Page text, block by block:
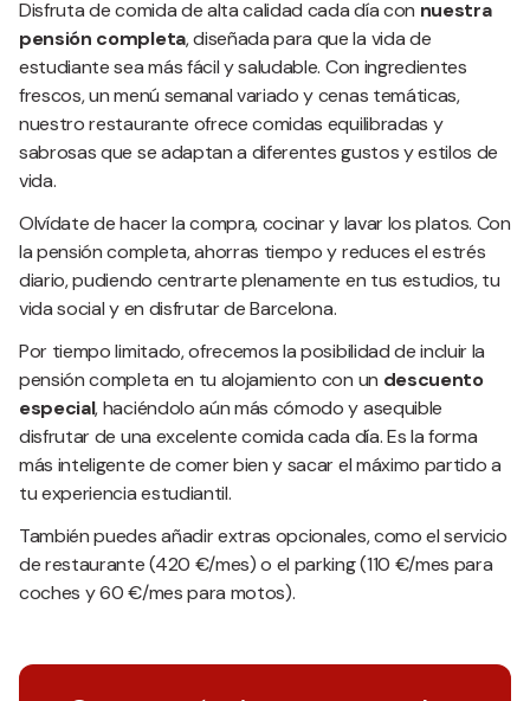
Disfruta de comida de alta calidad cada día con nuestra
pensión completa, diseñada para que la vida de
estudiante sea más fácil y saludable. Con ingredientes
frescos, un menú semanal variado y cenas temáticas,
nuestro restaurante ofrece comidas equilibradas y
sabrosas que se adaptan a diferentes gustos y estilos de
vida.
Olvídate de hacer la compra, cocinar y lavar los platos. Con
la pensión completa, ahorras tiempo y reduces el estrés
diario, pudiendo centrarte plenamente en tus estudios, tu
vida social y en disfrutar de Barcelona.
Por tiempo limitado, ofrecemos la posibilidad de incluir la
pensión completa en tu alojamiento con un descuento
especial, haciéndolo aún más cómodo y asequible
disfrutar de una excelente comida cada día. Es la forma
más inteligente de comer bien y sacar el máximo partido a
tu experiencia estudiantil.
También puedes añadir extras opcionales, como el servicio
de restaurante (420 €/mes) o el parking (110 €/mes para
coches y 60 €/mes para motos).